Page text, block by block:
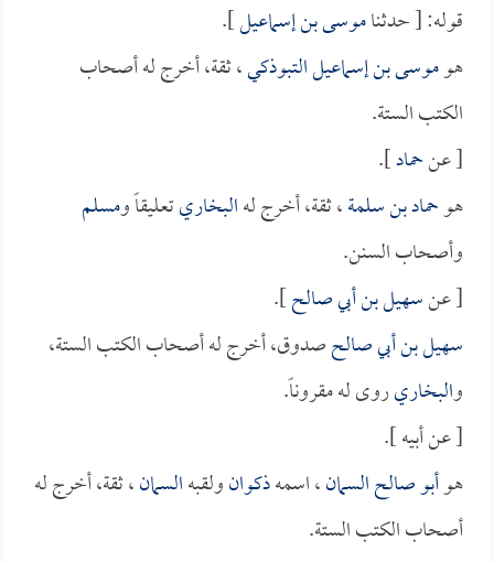
قوله: [ حدثناموسى بن إسماعيل].
هوموسى بن إسماعيل التبوذكي، ثقة، أخرج له أصحاب
الكتب الستة.
[ عنحماد].
هوحماد بن سلمة، ثقة، أخرج لهالبخاريتعليقاً ومسلم
وأصحاب السنن.
[ عنسهيل بن أبي صالح].
سهيل بن أبي صالحصدوق، أخرج له أصحاب الكتب الستة،
والبخاريروى له مقروناً.
[ عن أبيه ].
هوأبو صالح السمان، اسمهذكوانولقبهالسمان، ثقة، أخرج له
أصحاب الكتب الستة.